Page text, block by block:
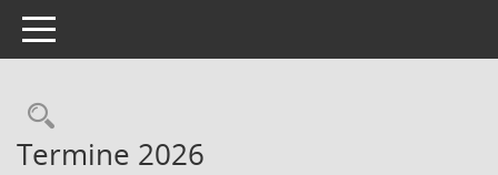
Toggle navigation
Rechercheauswahl
Termine 2026